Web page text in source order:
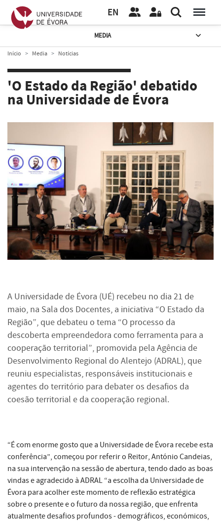
EN
MEDIA
Início Media Notícias
'O Estado da Região' debatido
na Universidade de Évora
A Universidade de Évora (UÉ) recebeu no dia 21 de
maio, na Sala dos Docentes, a iniciativa “O Estado da
Região”, que debateu o tema “O processo da
descoberta empreendedora como ferramenta para a
cooperação territorial”, promovida pela Agência de
Desenvolvimento Regional do Alentejo (ADRAL), que
reuniu especialistas, responsáveis institucionais e
agentes do território para debater os desafios da
coesão territorial e da cooperação regional.
“É com enorme gosto que a Universidade de Évora recebe esta
conferência”, começou por referir o Reitor, António Candeias,
na sua intervenção na sessão de abertura, tendo dado as boas
vindas e agradecido à ADRAL “a escolha da Universidade de
Évora para acolher este momento de reflexão estratégica
sobre o presente e o futuro da nossa região, que enfrenta
atualmente desafios profundos - demográficos, económicos,